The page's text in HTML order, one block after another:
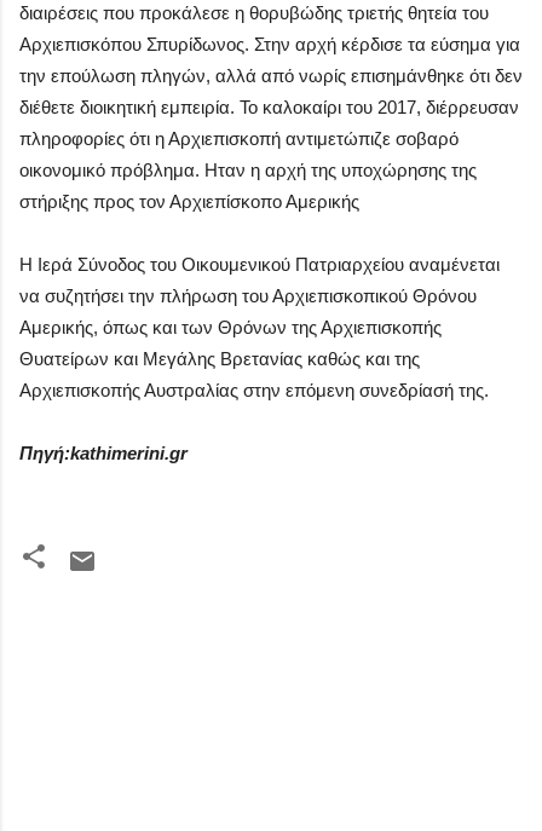
διαιρέσεις που προκάλεσε η θορυβώδης τριετής θητεία του
Αρχιεπισκόπου Σπυρίδωνος. Στην αρχή κέρδισε τα εύσημα για
την επούλωση πληγών, αλλά από νωρίς επισημάνθηκε ότι δεν
διέθετε διοικητική εμπειρία. Το καλοκαίρι του 2017, διέρρευσαν
πληροφορίες ότι η Αρχιεπισκοπή αντιμετώπιζε σοβαρό
οικονομικό πρόβλημα. Ηταν η αρχή της υποχώρησης της
στήριξης προς τον Αρχιεπίσκοπο Αμερικής
Η Ιερά Σύνοδος του Οικουμενικού Πατριαρχείου αναμένεται
να συζητήσει την πλήρωση του Αρχιεπισκοπικού Θρόνου
Αμερικής, όπως και των Θρόνων της Αρχιεπισκοπής
Θυατείρων και Μεγάλης Βρετανίας καθώς και της
Αρχιεπισκοπής Αυστραλίας στην επόμενη συνεδρίασή της.
Πηγή:kathimerini.gr